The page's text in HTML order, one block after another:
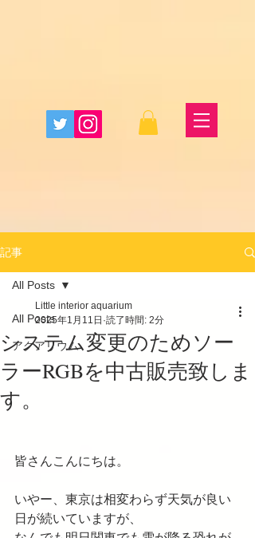
記事
All Posts
アクアリウム
All Posts
システム変更のためソー
ラーRGBを中古販売致しま
す。
Little interior aquarium
2025年1月11日 読了時間: 2分
皆さんこんにちは。
いやー、東京は相変わらず天気が良い
日が続いていますが、